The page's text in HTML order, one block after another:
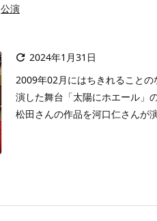
公演
 2024年1月31日
2009年02月にはちきれること
演した舞台「太陽にホエール」
松田さんの作品を河口仁さんが